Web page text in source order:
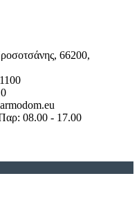
66200,
08.00 - 17.00